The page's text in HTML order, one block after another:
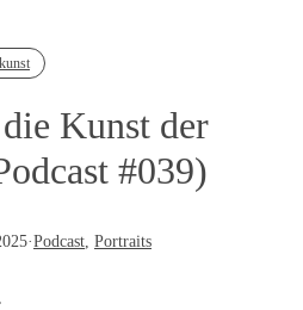
Kunst der
#039)
·Podcast, Portraits